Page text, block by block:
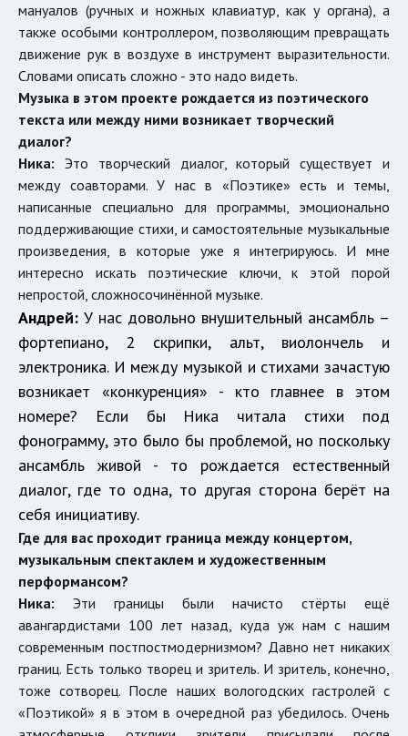
мануалов (ручных и ножных клавиатур, как у органа), а
также особыми контроллером, позволяющим превращать
движение рук в воздухе в инструмент выразительности.
Словами описать сложно - это надо видеть.
Музыка в этом проекте рождается из поэтического
текста или между ними возникает творческий
диалог?
Ника: Это творческий диалог, который существует и
между соавторами. У нас в «Поэтике» есть и темы,
написанные специально для программы, эмоционально
поддерживающие стихи, и самостоятельные музыкальные
произведения, в которые уже я интегрируюсь. И мне
интересно искать поэтические ключи, к этой порой
непростой, сложносочинённой музыке.
Андрей: У нас довольно внушительный ансамбль –
фортепиано, 2 скрипки, альт, виолончель и
электроника. И между музыкой и стихами зачастую
возникает «конкуренция» - кто главнее в этом
номере? Если бы Ника читала стихи под
фонограмму, это было бы проблемой, но поскольку
ансамбль живой - то рождается естественный
диалог, где то одна, то другая сторона берёт на
себя инициативу.
Где для вас проходит граница между концертом,
музыкальным спектаклем и художественным
перформансом?
Ника: Эти границы были начисто стёрты ещё
авангардистами 100 лет назад, куда уж нам с нашим
современным постпостмодернизмом? Давно нет никаких
границ. Есть только творец и зритель. И зритель, конечно,
тоже сотворец. После наших вологодских гастролей с
«Поэтикой» я в этом в очередной раз убедилось. Очень